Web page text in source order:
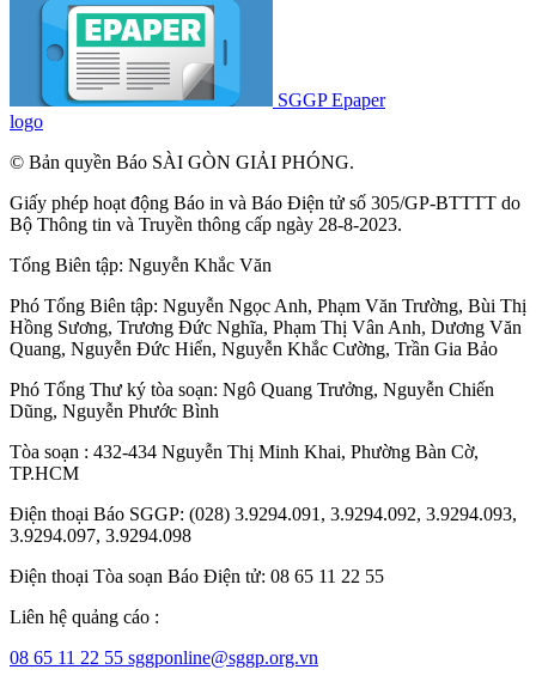
SGGP Epaper
logo
© Bản quyền Báo SÀI GÒN GIẢI PHÓNG.
Giấy phép hoạt động Báo in và Báo Điện tử số 305/GP-BTTTT do
Bộ Thông tin và Truyền thông cấp ngày 28-8-2023.
Tổng Biên tập: Nguyễn Khắc Văn
Phó Tổng Biên tập: Nguyễn Ngọc Anh, Phạm Văn Trường, Bùi Thị
Hồng Sương, Trương Đức Nghĩa, Phạm Thị Vân Anh, Dương Văn
Quang, Nguyễn Đức Hiển, Nguyễn Khắc Cường, Trần Gia Bảo
Phó Tổng Thư ký tòa soạn: Ngô Quang Trưởng, Nguyễn Chiến
Dũng, Nguyễn Phước Bình
Tòa soạn : 432-434 Nguyễn Thị Minh Khai, Phường Bàn Cờ,
TP.HCM
Điện thoại Báo SGGP: (028) 3.9294.091, 3.9294.092, 3.9294.093,
3.9294.097, 3.9294.098
Điện thoại Tòa soạn Báo Điện tử: 08 65 11 22 55
Liên hệ quảng cáo :
08 65 11 22 55 sggponline@sggp.org.vn